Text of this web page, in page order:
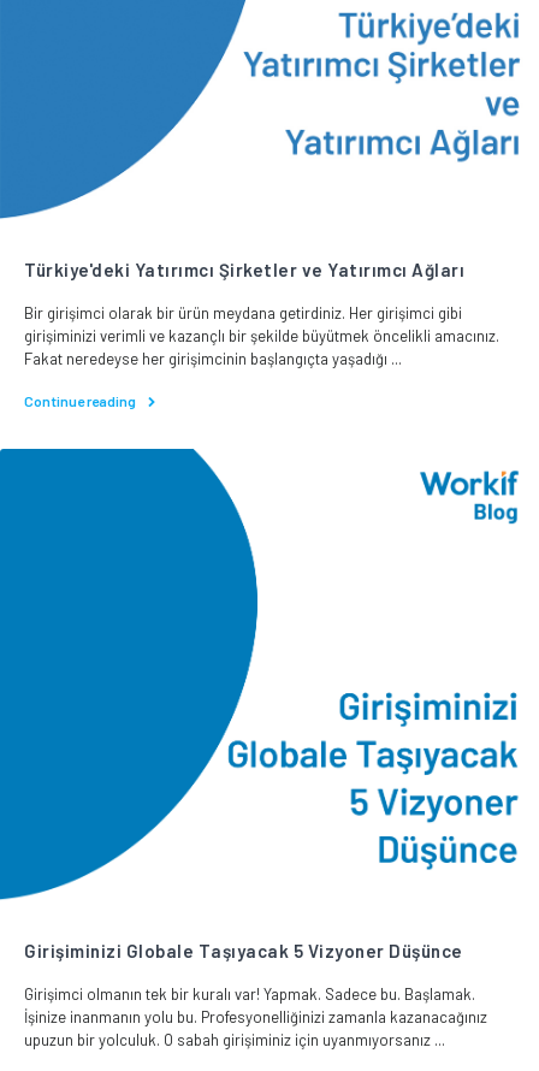
Türkiye'deki Yatırımcı Şirketler ve Yatırımcı Ağları
Bir girişimci olarak bir ürün meydana getirdiniz. Her girişimci gibi
girişiminizi verimli ve kazançlı bir şekilde büyütmek öncelikli amacınız.
Fakat neredeyse her girişimcinin başlangıçta yaşadığı ...
Continue reading
Girişiminizi Globale Taşıyacak 5 Vizyoner Düşünce
Girişimci olmanın tek bir kuralı var! Yapmak. Sadece bu. Başlamak.
İşinize inanmanın yolu bu. Profesyonelliğinizi zamanla kazanacağınız
upuzun bir yolculuk. O sabah girişiminiz için uyanmıyorsanız ...